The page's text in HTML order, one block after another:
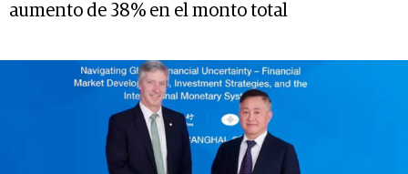
aumento de 38% en el monto total